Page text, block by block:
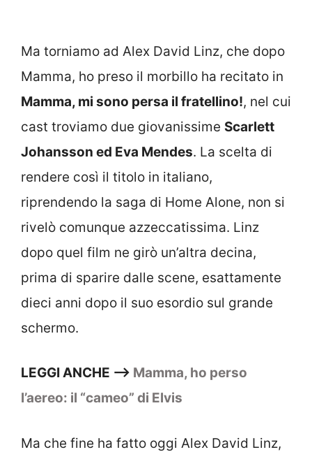
Ma torniamo ad Alex David Linz, che dopo
Mamma, ho preso il morbillo ha recitato in
Mamma, mi sono persa il fratellino!, nel cui
cast troviamo due giovanissime Scarlett
Johansson ed Eva Mendes. La scelta di
rendere così il titolo in italiano,
riprendendo la saga di Home Alone, non si
rivelò comunque azzeccatissima. Linz
dopo quel film ne girò un’altra decina,
prima di sparire dalle scene, esattamente
dieci anni dopo il suo esordio sul grande
schermo.
LEGGI ANCHE –> Mamma, ho perso
l’aereo: il “cameo” di Elvis
Ma che fine ha fatto oggi Alex David Linz,